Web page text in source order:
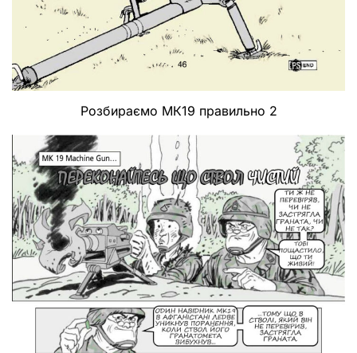
Розбираємо МК19 правильно 2